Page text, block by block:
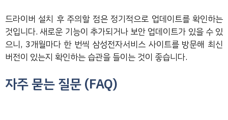
드라이버 설치 후 주의할 점은 정기적으로 업데이트를 확인하는
것입니다. 새로운 기능이 추가되거나 보안 업데이트가 있을 수 있
으니, 3개월마다 한 번씩 삼성전자서비스 사이트를 방문해 최신
버전이 있는지 확인하는 습관을 들이는 것이 좋습니다.
자주 묻는 질문 (FAQ)